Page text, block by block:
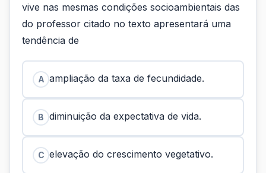
vive nas mesmas condições socioambientais das
do professor citado no texto apresentará uma
tendência de
A ampliação da taxa de fecundidade.
B diminuição da expectativa de vida.
C elevação do crescimento vegetativo.